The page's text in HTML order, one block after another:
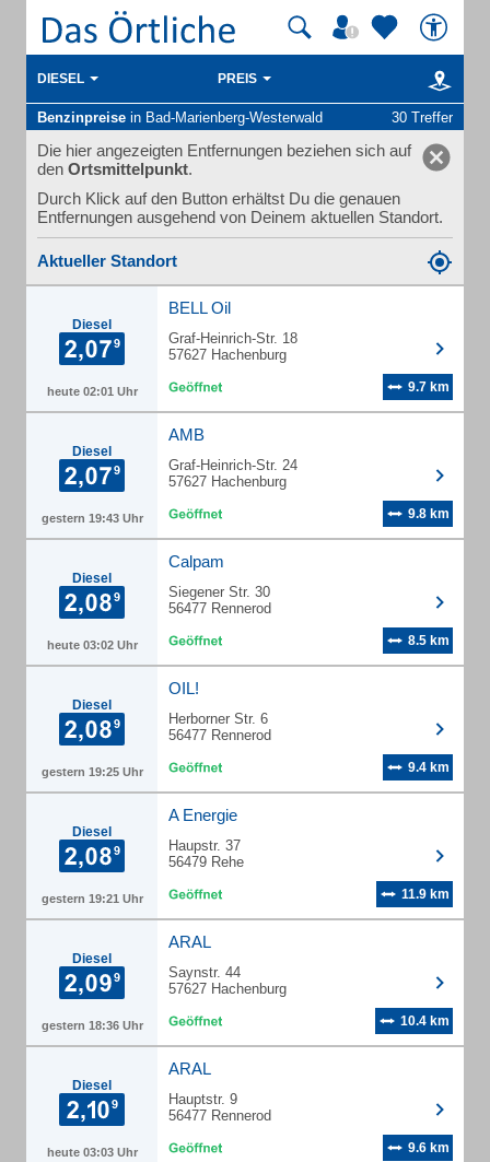
DIESEL PREIS
Benzinpreise in Bad-Marienberg-Westerwald 30 Treffer
Die hier angezeigten Entfernungen beziehen sich auf
den Ortsmittelpunkt.
Durch Klick auf den Button erhältst Du die genauen
Entfernungen ausgehend von Deinem aktuellen Standort.
Aktueller Standort
Diesel
heute 02:01 Uhr
BELL Oil
Graf-Heinrich-Str. 18
57627 Hachenburg
9.7 km
Diesel
gestern 19:43 Uhr
AMB
Graf-Heinrich-Str. 24
57627 Hachenburg
9.8 km
Diesel
heute 03:02 Uhr
Calpam
Siegener Str. 30
56477 Rennerod
8.5 km
Diesel
gestern 19:25 Uhr
OIL!
Herborner Str. 6
56477 Rennerod
9.4 km
Diesel
gestern 19:21 Uhr
A Energie
Haupstr. 37
56479 Rehe
11.9 km
Diesel
gestern 18:36 Uhr
ARAL
Saynstr. 44
57627 Hachenburg
10.4 km
Diesel
heute 03:03 Uhr
ARAL
Hauptstr. 9
56477 Rennerod
9.6 km